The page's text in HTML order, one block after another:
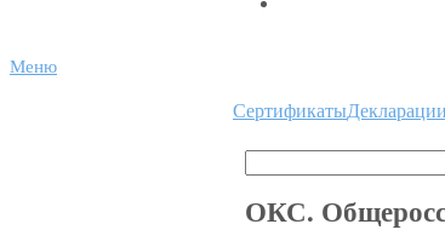
Меню
СертификатыДекларации
ОКС.